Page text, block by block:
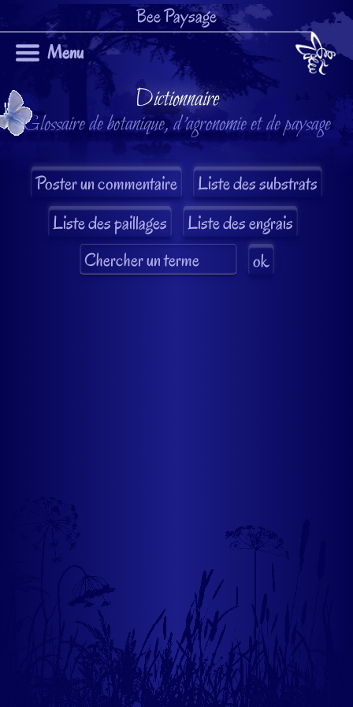
Bee Paysage
Menu
Dictionnaire
Glossaire de botanique, d'agronomie et de paysage
Liste des substrats
Liste des paillages
Liste des engrais